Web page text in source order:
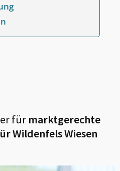
fürmarktgerechte
Wildenfels Wiesen